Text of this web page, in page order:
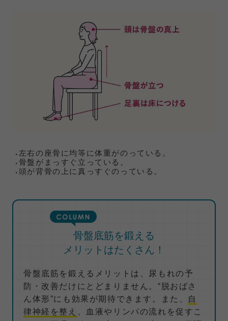
左右の座骨に均等に体重がのっている。
骨盤がまっすぐ立っている。
頭が背骨の上に真っすぐのっている。
骨盤底筋を鍛える
メリットはたくさん！
骨盤底筋を鍛えるメリットは、尿もれの予
防・改善だけにとどまりません。“脱おばさ
ん体形”にも効果が期待できます。また、 自
律神経を整え
、血液やリンパの流れを促すこ